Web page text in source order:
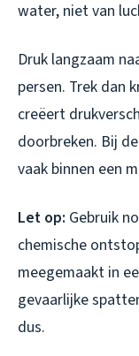
water, niet van
Druk langzaam
persen. Trek dan
creëert
doorbreken. Bij
vaak binnen een
Let op: Gebruik
chemische
meegemaakt in
gevaarlijke
dus.